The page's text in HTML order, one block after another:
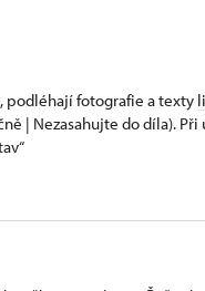
podléhají fotografie a texty
| Nezasahujte do díla).